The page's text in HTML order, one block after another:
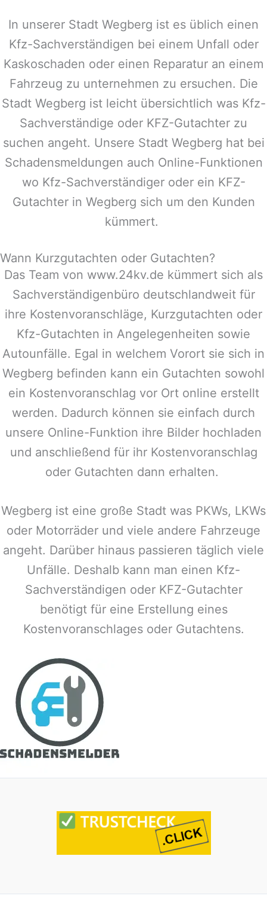
In unserer Stadt Wegberg ist es üblich einen
Kfz-Sachverständigen bei einem Unfall oder
Kaskoschaden oder einen Reparatur an einem
Fahrzeug zu unternehmen zu ersuchen. Die
Stadt Wegberg ist leicht übersichtlich was Kfz-
Sachverständige oder KFZ-Gutachter zu
suchen angeht. Unsere Stadt Wegberg hat bei
Schadensmeldungen auch Online-Funktionen
wo Kfz-Sachverständiger oder ein KFZ-
Gutachter in Wegberg sich um den Kunden
kümmert.
Wann Kurzgutachten oder Gutachten?
Das Team von www.24kv.de kümmert sich als
Sachverständigenbüro deutschlandweit für
ihre Kostenvoranschläge, Kurzgutachten oder
Kfz-Gutachten in Angelegenheiten sowie
Autounfälle. Egal in welchem Vorort sie sich in
Wegberg befinden kann ein Gutachten sowohl
ein Kostenvoranschlag vor Ort online erstellt
werden. Dadurch können sie einfach durch
unsere Online-Funktion ihre Bilder hochladen
und anschließend für ihr Kostenvoranschlag
oder Gutachten dann erhalten.
Wegberg ist eine große Stadt was PKWs, LKWs
oder Motorräder und viele andere Fahrzeuge
angeht. Darüber hinaus passieren täglich viele
Unfälle. Deshalb kann man einen Kfz-
Sachverständigen oder KFZ-Gutachter
benötigt für eine Erstellung eines
Kostenvoranschlages oder Gutachtens.